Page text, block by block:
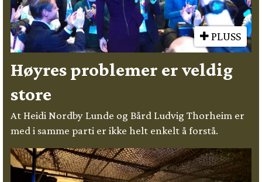
PLUSS
Høyres problemer er veldig
store
At Heidi Nordby Lunde og Bård Ludvig Thorheim er
med i samme parti er ikke helt enkelt å forstå.